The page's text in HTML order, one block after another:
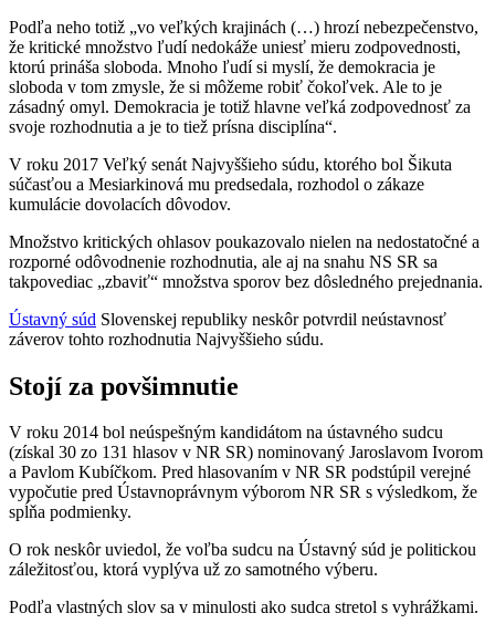
Podľa neho totiž „vo veľkých krajinách (…) hrozí nebezpečenstvo,
že kritické množstvo ľudí nedokáže uniesť mieru zodpovednosti,
ktorú prináša sloboda. Mnoho ľudí si myslí, že demokracia je
sloboda v tom zmysle, že si môžeme robiť čokoľvek. Ale to je
zásadný omyl. Demokracia je totiž hlavne veľká zodpovednosť za
svoje rozhodnutia a je to tiež prísna disciplína“.
V roku 2017 Veľký senát Najvyššieho súdu, ktorého bol Šikuta
súčasťou a Mesiarkinová mu predsedala, rozhodol o zákaze
kumulácie dovolacích dôvodov.
Množstvo kritických ohlasov poukazovalo nielen na nedostatočné a
rozporné odôvodnenie rozhodnutia, ale aj na snahu NS SR sa
takpovediac „zbaviť“ množstva sporov bez dôsledného prejednania.
Ústavný súd Slovenskej republiky neskôr potvrdil neústavnosť
záverov tohto rozhodnutia Najvyššieho súdu.
Stojí za povšimnutie
V roku 2014 bol neúspešným kandidátom na ústavného sudcu
(získal 30 zo 131 hlasov v NR SR) nominovaný Jaroslavom Ivorom
a Pavlom Kubíčkom. Pred hlasovaním v NR SR podstúpil verejné
vypočutie pred Ústavnoprávnym výborom NR SR s výsledkom, že
spĺňa podmienky.
O rok neskôr uviedol, že voľba sudcu na Ústavný súd je politickou
záležitosťou, ktorá vyplýva už zo samotného výberu.
Podľa vlastných slov sa v minulosti ako sudca stretol s vyhrážkami.